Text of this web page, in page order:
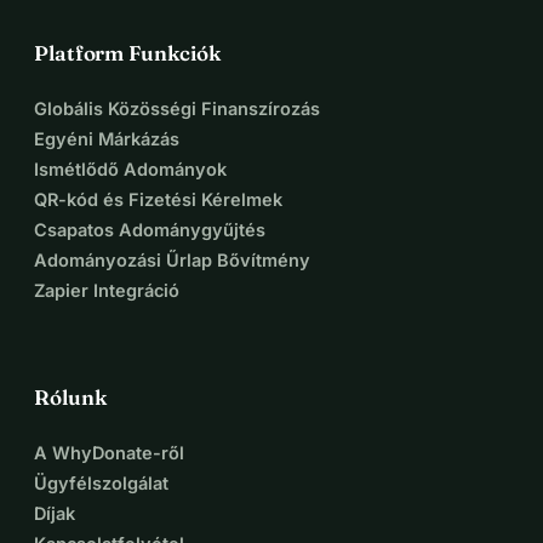
Platform Funkciók
Globális Közösségi Finanszírozás
Egyéni Márkázás
Ismétlődő Adományok
QR-kód és Fizetési Kérelmek
Csapatos Adománygyűjtés
Adományozási Űrlap Bővítmény
Zapier Integráció
Rólunk
A WhyDonate-ről
Ügyfélszolgálat
Díjak